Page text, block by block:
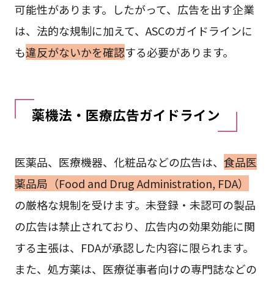
可能性があります。したがって、広告を出す企業
は、法的な規制に加えて、ASCのガイドラインに
も違反がないかを確認する必要があります。
薬機法・医療広告ガイドライン
医薬品、医療機器、化粧品などの広告は、 食品医
薬品局（Food and Drug Administration, FDA）
の厳格な規制を受けます。未登録・未認可の製品
の広告は禁止されており、広告内の効果効能に関
する主張は、FDAが承認した内容に限られます。
また、処方薬は、医療従事者向けの専門誌などの